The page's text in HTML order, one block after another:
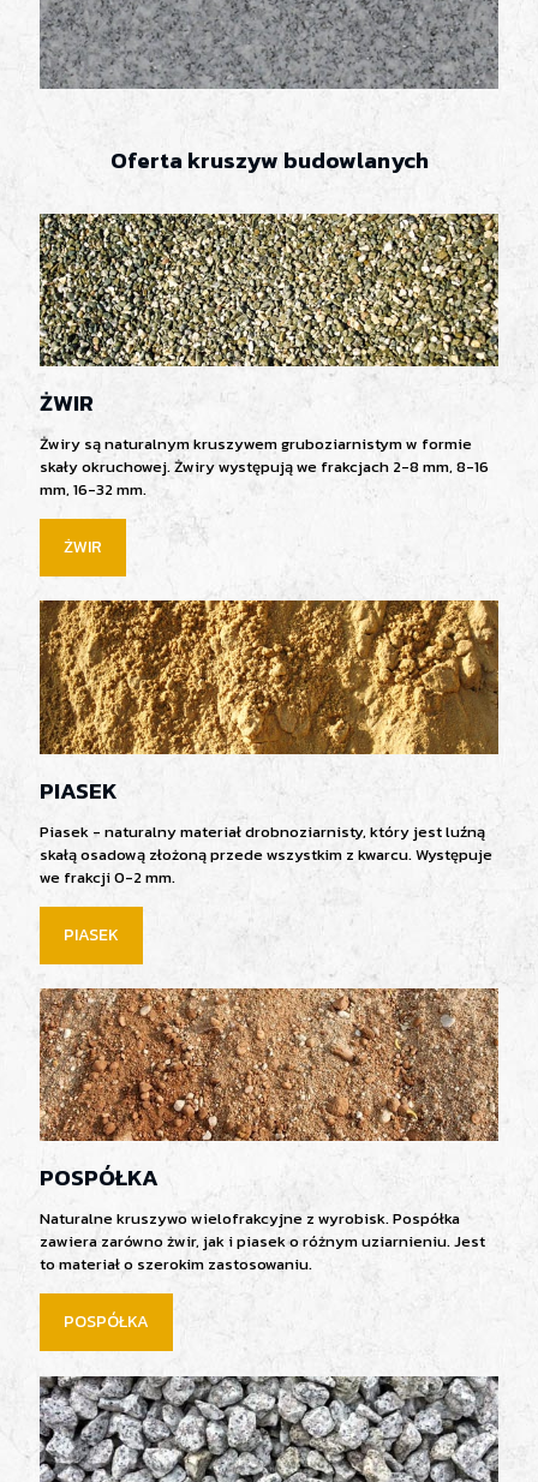
Oferta kruszyw budowlanych
ŻWIR
Żwiry są naturalnym kruszywem gruboziarnistym w formie
skały okruchowej. Żwiry występują we frakcjach 2-8 mm, 8-16
mm, 16-32 mm.
ŻWIR
PIASEK
Piasek - naturalny materiał drobnoziarnisty, który jest luźną
skałą osadową złożoną przede wszystkim z kwarcu. Występuje
we frakcji 0-2 mm.
PIASEK
POSPÓŁKA
Naturalne kruszywo wielofrakcyjne z wyrobisk. Pospółka
zawiera zarówno żwir, jak i piasek o różnym uziarnieniu. Jest
to materiał o szerokim zastosowaniu.
POSPÓŁKA